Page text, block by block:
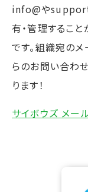
info@や
有・管理するこ
です。組織宛の
らのお問い合わ
ります！
サイボウズ メー